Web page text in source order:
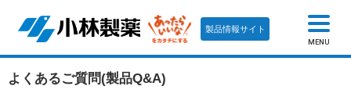
製品情報サイト
MENU
よくあるご質問(製品Q&A)